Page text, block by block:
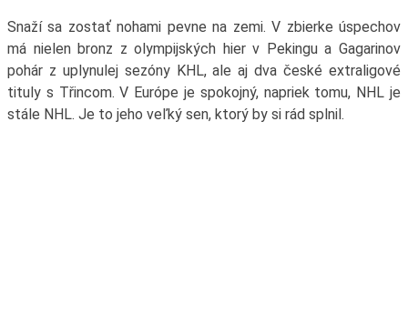
Snaží sa zostať nohami pevne na zemi. V zbierke úspechov
má nielen bronz z olympijských hier v Pekingu a Gagarinov
pohár z uplynulej sezóny KHL, ale aj dva české extraligové
tituly s Třincom. V Európe je spokojný, napriek tomu, NHL je
stále NHL. Je to jeho veľký sen, ktorý by si rád splnil.